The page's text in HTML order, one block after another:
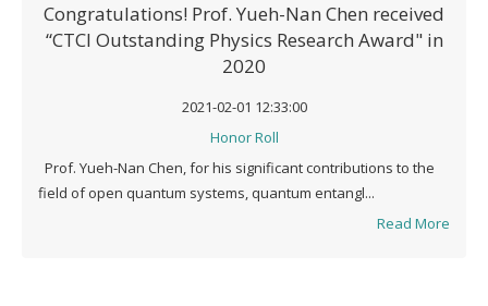
Congratulations! Prof. Yueh-Nan Chen received
“CTCI Outstanding Physics Research Award" in
2020
2021-02-01 12:33:00
Honor Roll
Prof. Yueh-Nan Chen, for his significant contributions to the
field of open quantum systems, quantum entangl...
Read More